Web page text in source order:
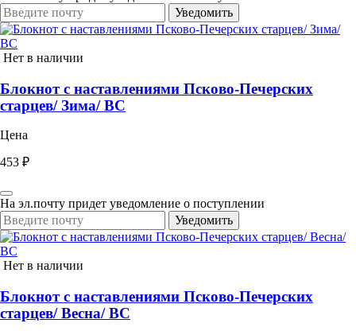
Уведомить
Нет в наличии
Блокнот с наставлениями Псково-Печерских
старцев/ Зима/ ВС
Цена
453 ₽
На эл.почту придет уведомление о поступлении
Уведомить
Нет в наличии
Блокнот с наставлениями Псково-Печерских
старцев/ Весна/ ВС